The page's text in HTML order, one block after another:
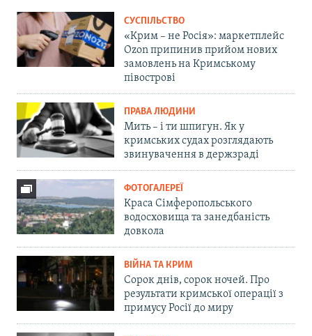
СУСПІЛЬСТВО
«Крим – не Росія»: маркетплейс
Ozon припинив прийом нових
замовлень на Кримському
півострові
ПРАВА ЛЮДИНИ
Мить – і ти шпигун. Як у
кримських судах розглядають
звинувачення в держзраді
ФОТОГАЛЕРЕЇ
Краса Сімферопольського
водосховища та занедбаність
довкола
ВІЙНА ТА КРИМ
Сорок днів, сорок ночей. Про
результати кримської операції з
примусу Росії до миру